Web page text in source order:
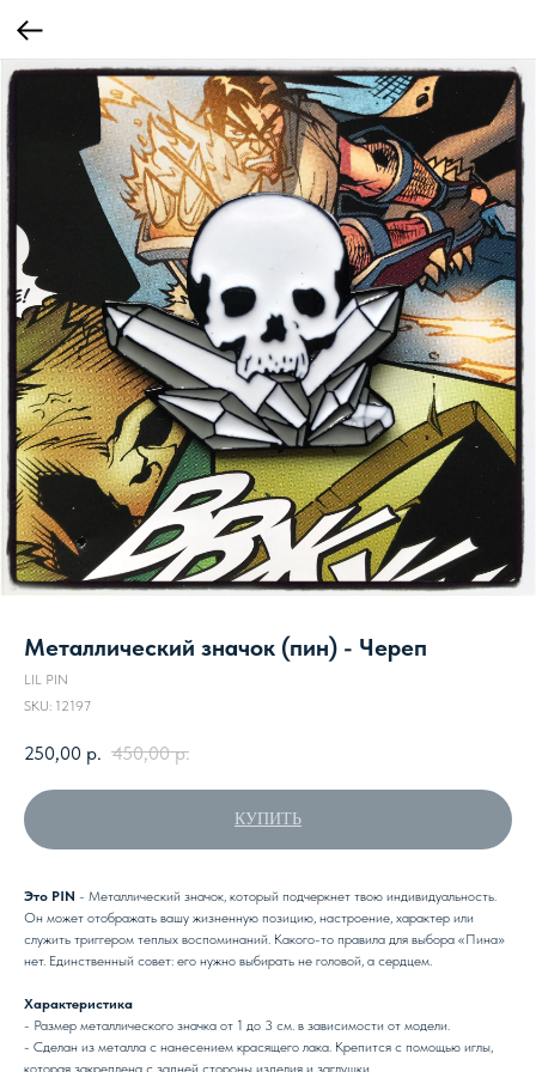
Металлический значок (пин) - Череп
LIL PIN
SKU: 12197
250,00 р. 450,00 р.
КУПИТЬ
Это PIN - Металлический значок, который подчеркнет твою индивидуальность.
Он может отображать вашу жизненную позицию, настроение, характер или
служить триггером теплых воспоминаний. Какого-то правила для выбора «Пина»
нет. Единственный совет: его нужно выбирать не головой, а сердцем.
Характеристика
- Размер металлического значка от 1 до 3 см. в зависимости от модели.
- Сделан из металла с нанесением красящего лака. Крепится с помощью иглы,
которая закреплена с задней стороны изделия и заглушки.